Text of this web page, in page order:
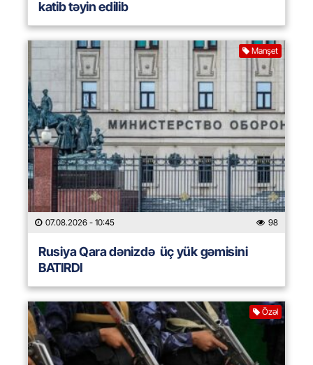
katib təyin edilib
Manşet
07.08.2026 - 10:45 98
Rusiya Qara dənizdə üç yük gəmisini
BATIRDI
Özəl